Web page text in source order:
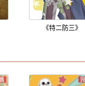
《特二防三》